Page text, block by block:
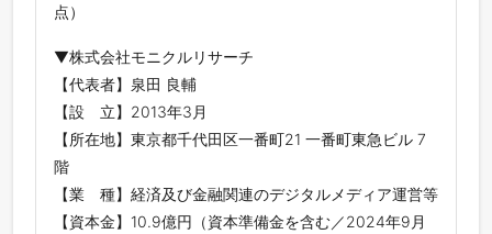
点）
▼株式会社モニクルリサーチ
【代表者】泉田 良輔
【設 立】2013年3月
【所在地】東京都千代田区一番町21 一番町東急ビル 7
階
【業 種】経済及び金融関連のデジタルメディア運営等
【資本金】10.9億円（資本準備金を含む／2024年9月